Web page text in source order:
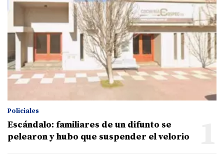
Policiales
Escándalo: familiares de un difunto se
pelearon y hubo que suspender el velorio